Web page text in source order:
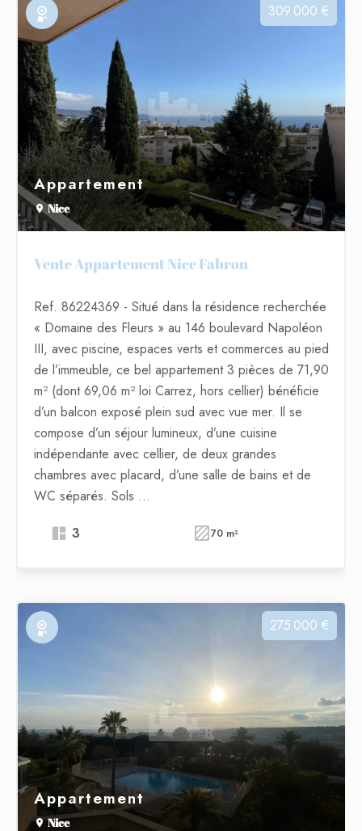
Exclusivité
Appartement
Nice
Vente Appartement Nice Fabron
Ref. 86224369 - Situé dans la résidence recherchée
« Domaine des Fleurs » au 146 boulevard Napoléon
III, avec piscine, espaces verts et commerces au pied
de l’immeuble, ce bel appartement 3 pièces de 71,90
m² (dont 69,06 m² loi Carrez, hors cellier) bénéficie
d’un balcon exposé plein sud avec vue mer. Il se
compose d’un séjour lumineux, d’une cuisine
indépendante avec cellier, de deux grandes
chambres avec placard, d’une salle de bains et de
WC séparés. Sols ...
3
70 m²
309 000 €
Appartement
Nice
275 000 €